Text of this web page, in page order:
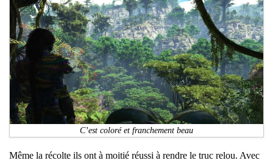
C’est coloré et franchement beau
Même la récolte ils ont à moitié réussi à rendre le truc relou. Avec